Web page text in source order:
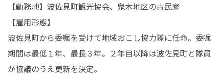
【勤務地】波佐見町観光協会、鬼木地区の古民家
【雇用形態】
波佐見町から委嘱を受けて地域おこし協力隊に任命。委嘱
期間は最低１年、最長３年。２年目以降は波佐見町と隊員
が協議のうえ更新を決定。